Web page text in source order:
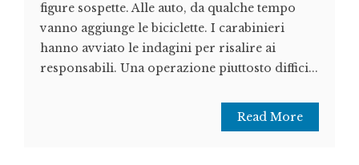
figure sospette. Alle auto, da qualche tempo
vanno aggiunge le biciclette. I carabinieri
hanno avviato le indagini per risalire ai
responsabili. Una operazione piuttosto diffici...
Read More